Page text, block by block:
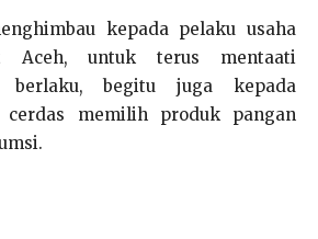
kepada pelaku usaha
Aceh, untuk terus mentaati
berlaku, begitu juga kepada
cerdas memilih produk pangan